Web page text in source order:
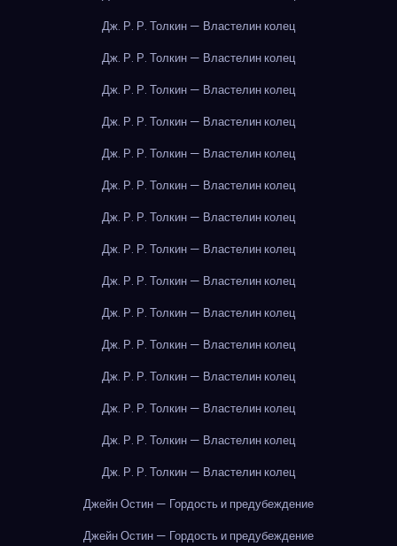
Дж. Р. Р. Толкин — Властелин колец
Дж. Р. Р. Толкин — Властелин колец
Дж. Р. Р. Толкин — Властелин колец
Дж. Р. Р. Толкин — Властелин колец
Дж. Р. Р. Толкин — Властелин колец
Дж. Р. Р. Толкин — Властелин колец
Дж. Р. Р. Толкин — Властелин колец
Дж. Р. Р. Толкин — Властелин колец
Дж. Р. Р. Толкин — Властелин колец
Дж. Р. Р. Толкин — Властелин колец
Дж. Р. Р. Толкин — Властелин колец
Дж. Р. Р. Толкин — Властелин колец
Дж. Р. Р. Толкин — Властелин колец
Дж. Р. Р. Толкин — Властелин колец
Дж. Р. Р. Толкин — Властелин колец
Джейн Остин — Гордость и предубеждение
Джейн Остин — Гордость и предубеждение